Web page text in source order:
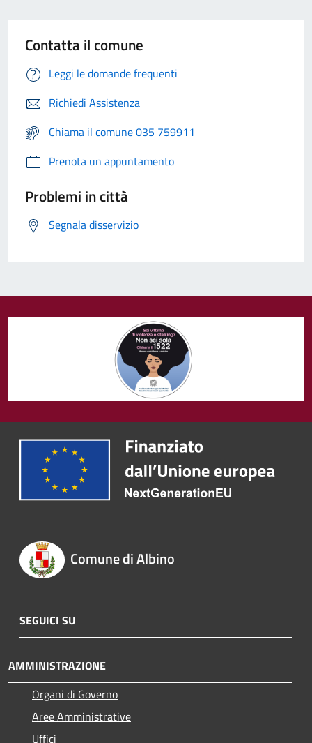
Contatta il comune
Leggi le domande frequenti
Richiedi Assistenza
Chiama il comune 035 759911
Prenota un appuntamento
Problemi in città
Segnala disservizio
Comune di Albino
SEGUICI SU
AMMINISTRAZIONE
Organi di Governo
Aree Amministrative
Uffici